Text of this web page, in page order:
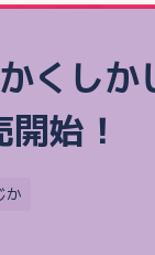
くしか
始！
か